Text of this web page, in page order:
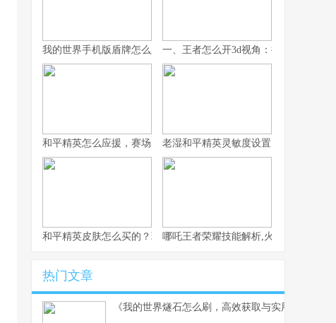
我的世界手机版盾牌怎么染色,一场关于守护与色彩的冒险
一、王者怎么开3d视角：探寻视觉革命
和平精英怎么应援，赛场内外皆是战场老湿和平精英灵敏度设置：指尖胜负的
和平精英皮肤怎么买的？玩家必备的虚拟时尚指南
哪吒王者荣耀技能解析,火焰少年的战场
热门文章
《我的世界燧石怎么刷，高效获取与实用技巧全解